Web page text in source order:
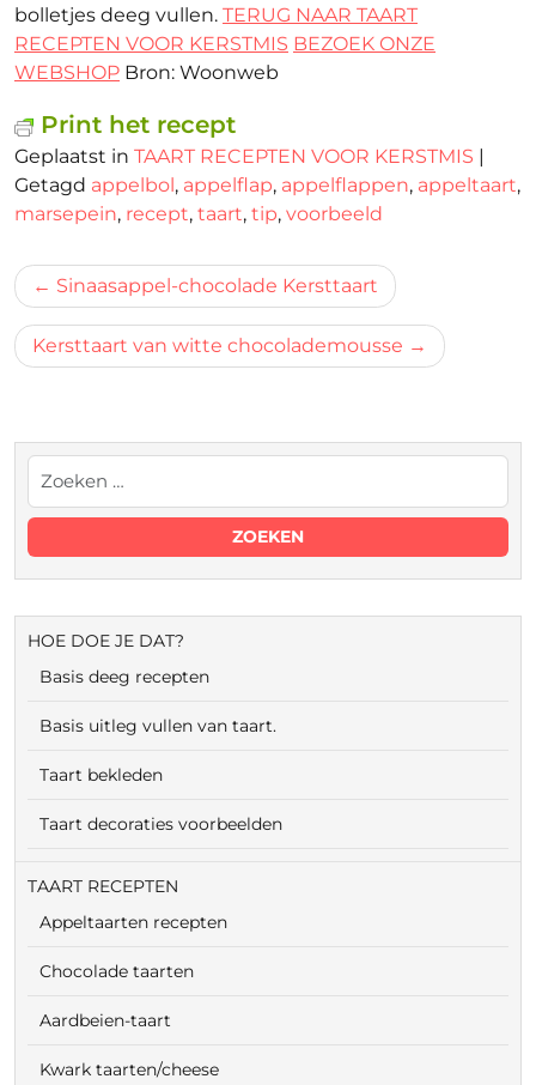
bolletjes deeg vullen. TERUG NAAR TAART
RECEPTEN VOOR KERSTMIS BEZOEK ONZE
WEBSHOP Bron: Woonweb
Print het recept
Geplaatst in TAART RECEPTEN VOOR KERSTMIS |
Getagd appelbol, appelflap, appelflappen, appeltaart,
marsepein, recept, taart, tip, voorbeeld
Bericht
navigatie
Sinaasappel-chocolade Kersttaart
Kersttaart van witte chocolademousse
HOE DOE JE DAT?
Basis deeg recepten
Basis uitleg vullen van taart.
Taart bekleden
Taart decoraties voorbeelden
TAART RECEPTEN
Appeltaarten recepten
Chocolade taarten
Aardbeien-taart
Kwark taarten/cheese